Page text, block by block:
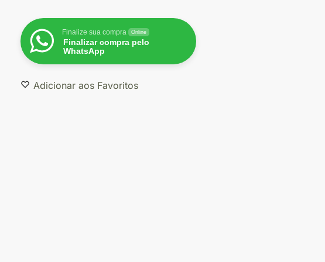
Finalize sua compra Online
Finalizar compra pelo
WhatsApp
Adicionar aos Favoritos